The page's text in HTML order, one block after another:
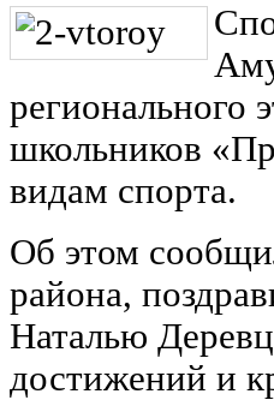
регионального
школьников
видам спорта.
Об этом
района,
Наталью
достижений и